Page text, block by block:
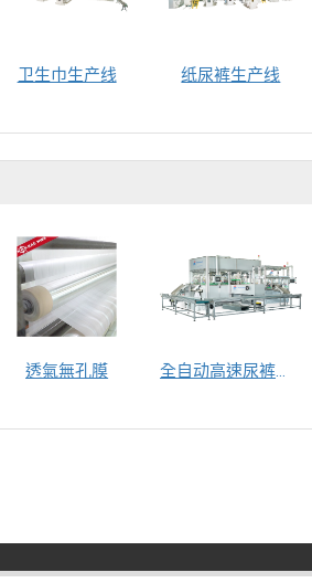
卫生巾生产线 纸尿裤生产线
透氣無孔膜 全自动高速尿裤包装机（自动换号）